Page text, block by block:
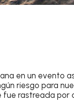
en un evento
riesgo para
fue rastreada por